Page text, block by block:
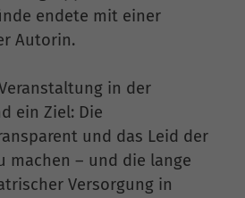
endete mit einer
Autorin.
in der
ein Ziel: Die
und das Leid der
machen – und die lange
Versorgung in